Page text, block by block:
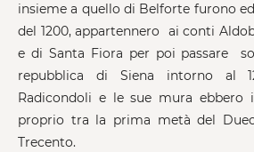
insieme a quello di Belforte furono
del 1200, appartennero ai conti
e di Santa Fiora per poi passare
repubblica di Siena intorno al
Radicondoli e le sue mura ebbero
proprio tra la prima metà del
Trecento.